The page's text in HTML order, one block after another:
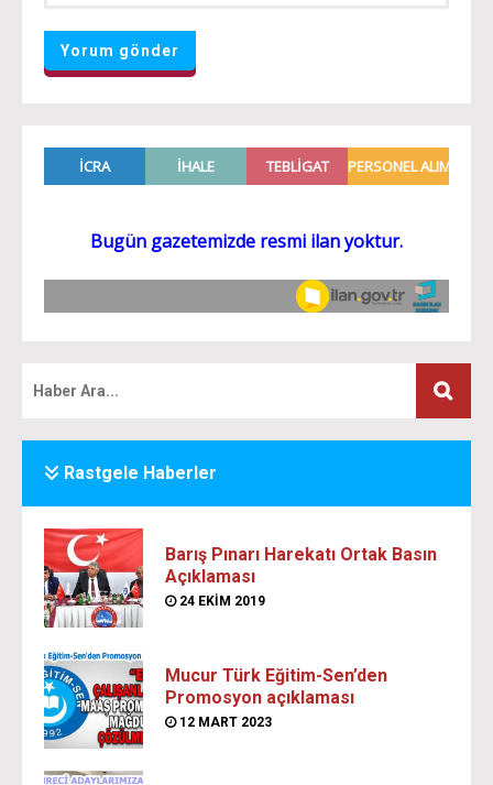
Rastgele Haberler
Barış Pınarı Harekatı Ortak Basın
Açıklaması
24 EKIM 2019
Mucur Türk Eğitim-Sen’den
Promosyon açıklaması
12 MART 2023